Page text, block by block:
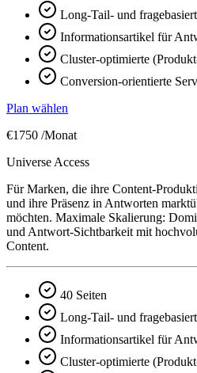
Long-Tail- und
Informationsartikel für
Cluster-optimierte
Conversion-orientierte
Plan wählen
€1750 /Monat
Universe Access
Für Marken, die ihre Content-
und ihre Präsenz in Antworten
möchten. Maximale Skalierung:
und Antwort-Sichtbarkeit mit
Content.
40 Seiten
Long-Tail- und
Informationsartikel für
Cluster-optimierte